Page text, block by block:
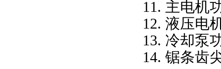
11. 主电机
12. 液压电
13. 冷却泵
14. 锯条齿